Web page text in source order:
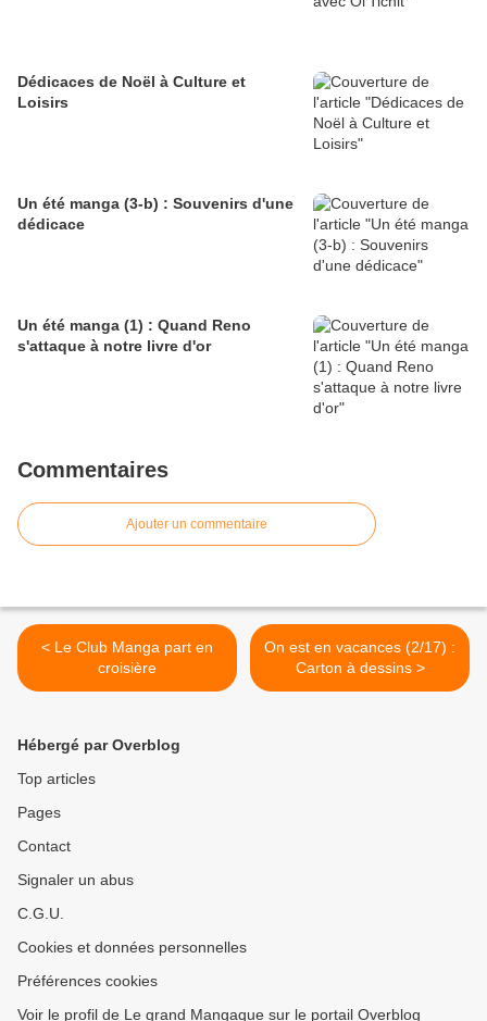
Dédicaces de Noël à Culture et
Loisirs
Un été manga (3-b) : Souvenirs d'une
dédicace
Un été manga (1) : Quand Reno
s'attaque à notre livre d'or
Commentaires
Ajouter un commentaire
< Le Club Manga part en
croisière
On est en vacances (2/17) :
Carton à dessins >
Hébergé par Overblog
Top articles
Pages
Contact
Signaler un abus
C.G.U.
Cookies et données personnelles
Préférences cookies
Voir le profil de Le grand Mangaque sur le portail Overblog